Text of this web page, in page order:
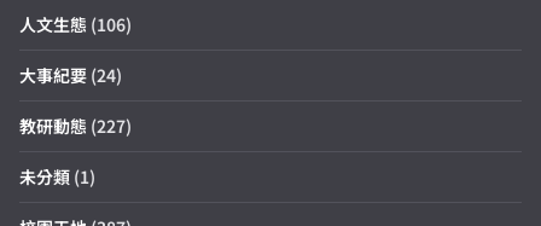
人文生態 (106)
大事紀要 (24)
教研動態 (227)
未分類 (1)